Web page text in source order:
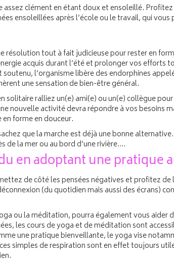
clément en étant doux et ensoleillé.
ensoleillées après l’école ou le travail, qui
résolution tout à fait judicieuse pour rester en
acquis durant l’été et prolonger vos efforts
l’organisme libère des endorphines
une sensation de bien-être général.
solitaire ralliez un(e) ami(e) ou un(e) collègue
nouvelle activité devra répondre à vos besoins
forme en douceur.
que la marche est déjà une bonne
de la mer ou au bord d’une rivière….
en adoptant une pratique
de côté les pensées négatives et profitez
(du quotidien mais aussi des écrans)
ou la méditation, pourra également vous aider
les cours de yoga et de méditation sont
une pratique bienveillante, le yoga vise
simples de respiration sont en effet toujours